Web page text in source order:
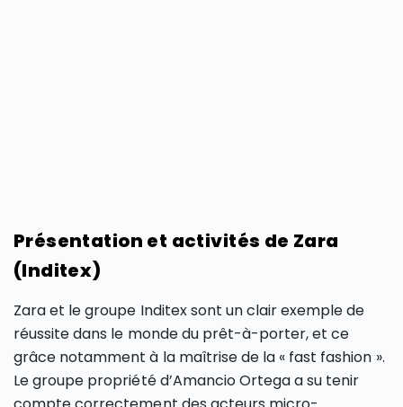
Présentation et activités de Zara
(Inditex)
Zara et le groupe Inditex sont un clair exemple de
réussite dans le monde du prêt-à-porter, et ce
grâce notamment à la maîtrise de la « fast fashion ».
Le groupe propriété d’Amancio Ortega a su tenir